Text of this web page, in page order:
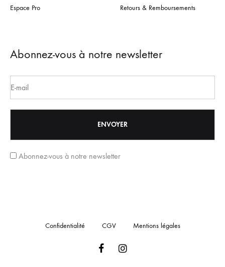
Espace Pro Retours & Remboursements
Abonnez-vous à notre newsletter
Abonnez-vous à notre newsletter
Confidentialité CGV Mentions légales
FacebookInstagram